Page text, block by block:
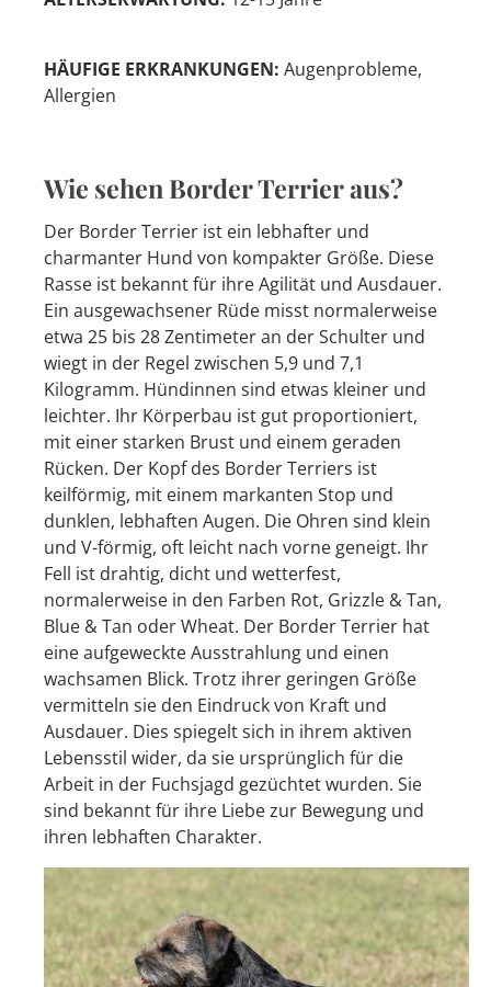
HÄUFIGE ERKRANKUNGEN: Augenprobleme,
Allergien
Wie sehen Border Terrier aus?
Der Border Terrier ist ein lebhafter und
charmanter Hund von kompakter Größe. Diese
Rasse ist bekannt für ihre Agilität und Ausdauer.
Ein ausgewachsener Rüde misst normalerweise
etwa 25 bis 28 Zentimeter an der Schulter und
wiegt in der Regel zwischen 5,9 und 7,1
Kilogramm. Hündinnen sind etwas kleiner und
leichter. Ihr Körperbau ist gut proportioniert,
mit einer starken Brust und einem geraden
Rücken. Der Kopf des Border Terriers ist
keilförmig, mit einem markanten Stop und
dunklen, lebhaften Augen. Die Ohren sind klein
und V-förmig, oft leicht nach vorne geneigt. Ihr
Fell ist drahtig, dicht und wetterfest,
normalerweise in den Farben Rot, Grizzle & Tan,
Blue & Tan oder Wheat. Der Border Terrier hat
eine aufgeweckte Ausstrahlung und einen
wachsamen Blick. Trotz ihrer geringen Größe
vermitteln sie den Eindruck von Kraft und
Ausdauer. Dies spiegelt sich in ihrem aktiven
Lebensstil wider, da sie ursprünglich für die
Arbeit in der Fuchsjagd gezüchtet wurden. Sie
sind bekannt für ihre Liebe zur Bewegung und
ihren lebhaften Charakter.